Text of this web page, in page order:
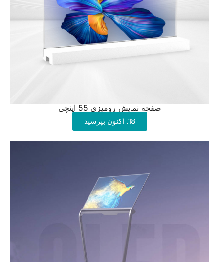
صفحه نمایش رومیزی 55 اینچی
18. اکنون بپرسید